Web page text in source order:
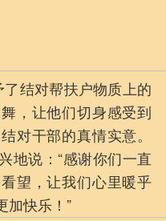
结对帮扶户物质上的
，让他们切身感受到
对干部的真情实意。
地说：“感谢你们一直
望，让我们心里暖乎
加快乐！”